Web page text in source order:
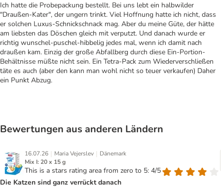
Ich hatte die Probepackung bestellt. Bei uns lebt ein halbwilder
"Draußen-Kater", der ungern trinkt. Viel Hoffnung hatte ich nicht, dass
er solchen Luxus-Schnickschnack mag. Aber du meine Güte, der hätte
am liebsten das Döschen gleich mit verputzt. Und danach wurde er
richtig wunschel-puschel-hibbelig jedes mal, wenn ich damit nach
draußen kam. Einzig der große Abfallberg durch diese Ein-Portion-
Behältnisse müßte nicht sein. Ein Tetra-Pack zum Wiederverschließen
täte es auch (aber den kann man wohl nicht so teuer verkaufen) Daher
ein Punkt Abzug.
Bewertungen aus anderen Ländern
16.07.26 | Maria Vejerslev | Dänemark
Mix I: 20 x 15 g
This is a stars rating area from zero to 5: 4/5
Die Katzen sind ganz verrückt danach